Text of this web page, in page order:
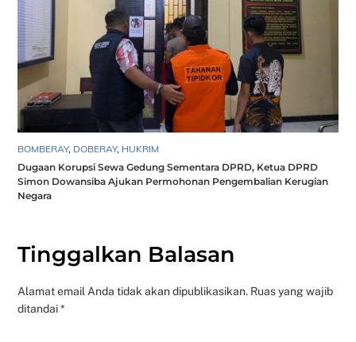
BOMBERAY, DOBERAY, HUKRIM
Dugaan Korupsi Sewa Gedung Sementara DPRD, Ketua DPRD
Simon Dowansiba Ajukan Permohonan Pengembalian Kerugian
Negara
Tinggalkan Balasan
Alamat email Anda tidak akan dipublikasikan. Ruas yang wajib
ditandai*